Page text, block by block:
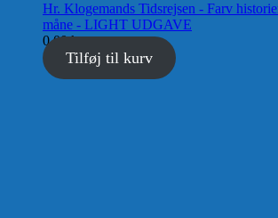
Hr. Klogemands Tidsrejsen - Farv
måne - LIGHT UDGAVE
0,00kr.
Tilføj til kurv